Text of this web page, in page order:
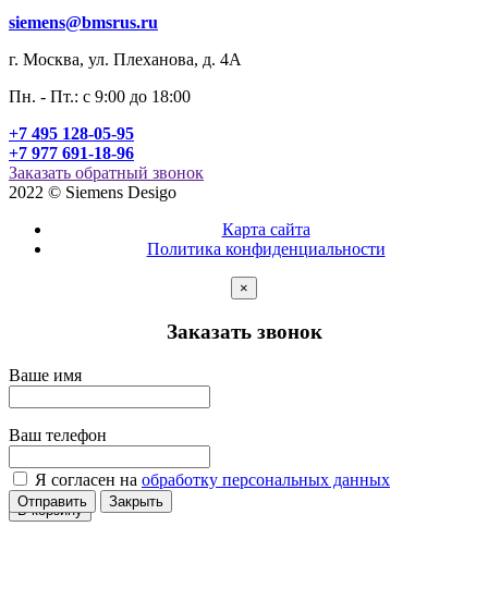
В корзину
В корзину
siemens@bmsrus.ru
г. Москва, ул. Плеханова, д. 4А
Пн. - Пт.: c 9:00 до 18:00
+7 495 128-05-95
+7 977 691-18-96
Заказать обратный звонок
2022 © Siemens Desigo
Карта сайта
Политика конфиденциальности
×
Заказать звонок
Ваше имя
Ваш телефон
Я согласен на обработку персональных данных
Отправить Закрыть